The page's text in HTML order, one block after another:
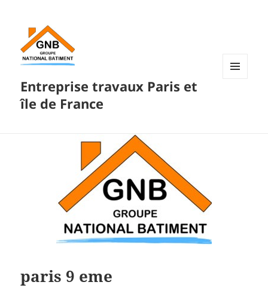
Entreprise travaux Paris et
île de France
paris 9 eme